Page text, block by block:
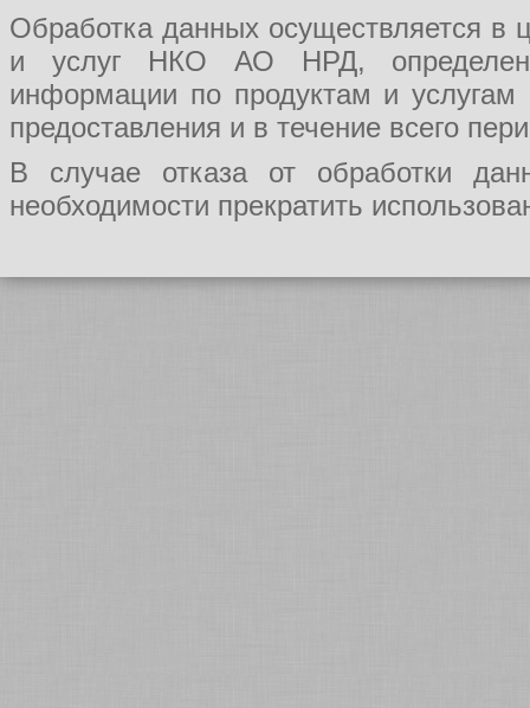
Обработка данных осуществляется в
и услуг НКО АО НРД, определения
информации по продуктам и
предоставления и в течение всего
В случае отказа от обработки
необходимости прекратить